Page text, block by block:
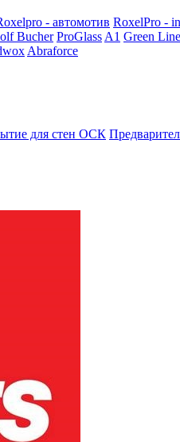
- автомотив RoxelPro -
Bucher ProGlass A1 Green Line
Abraforce
для стен ОСК